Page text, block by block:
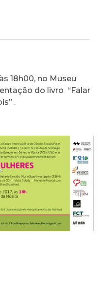
18h00, no Museu
do livro “Falar
.